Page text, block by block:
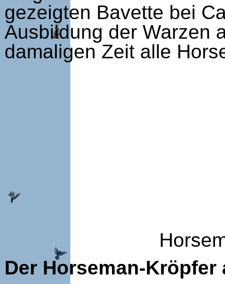
gezeigten Bavette bei
Ausbildung der Warzen
damaligen Zeit alle
Der Horseman-